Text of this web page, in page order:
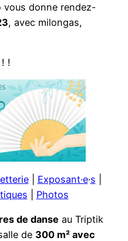
vous donne rendez-
, avec milongas,
!
| Exposant·e·s
Photos
de danse au Triptik
de 300 m² avec